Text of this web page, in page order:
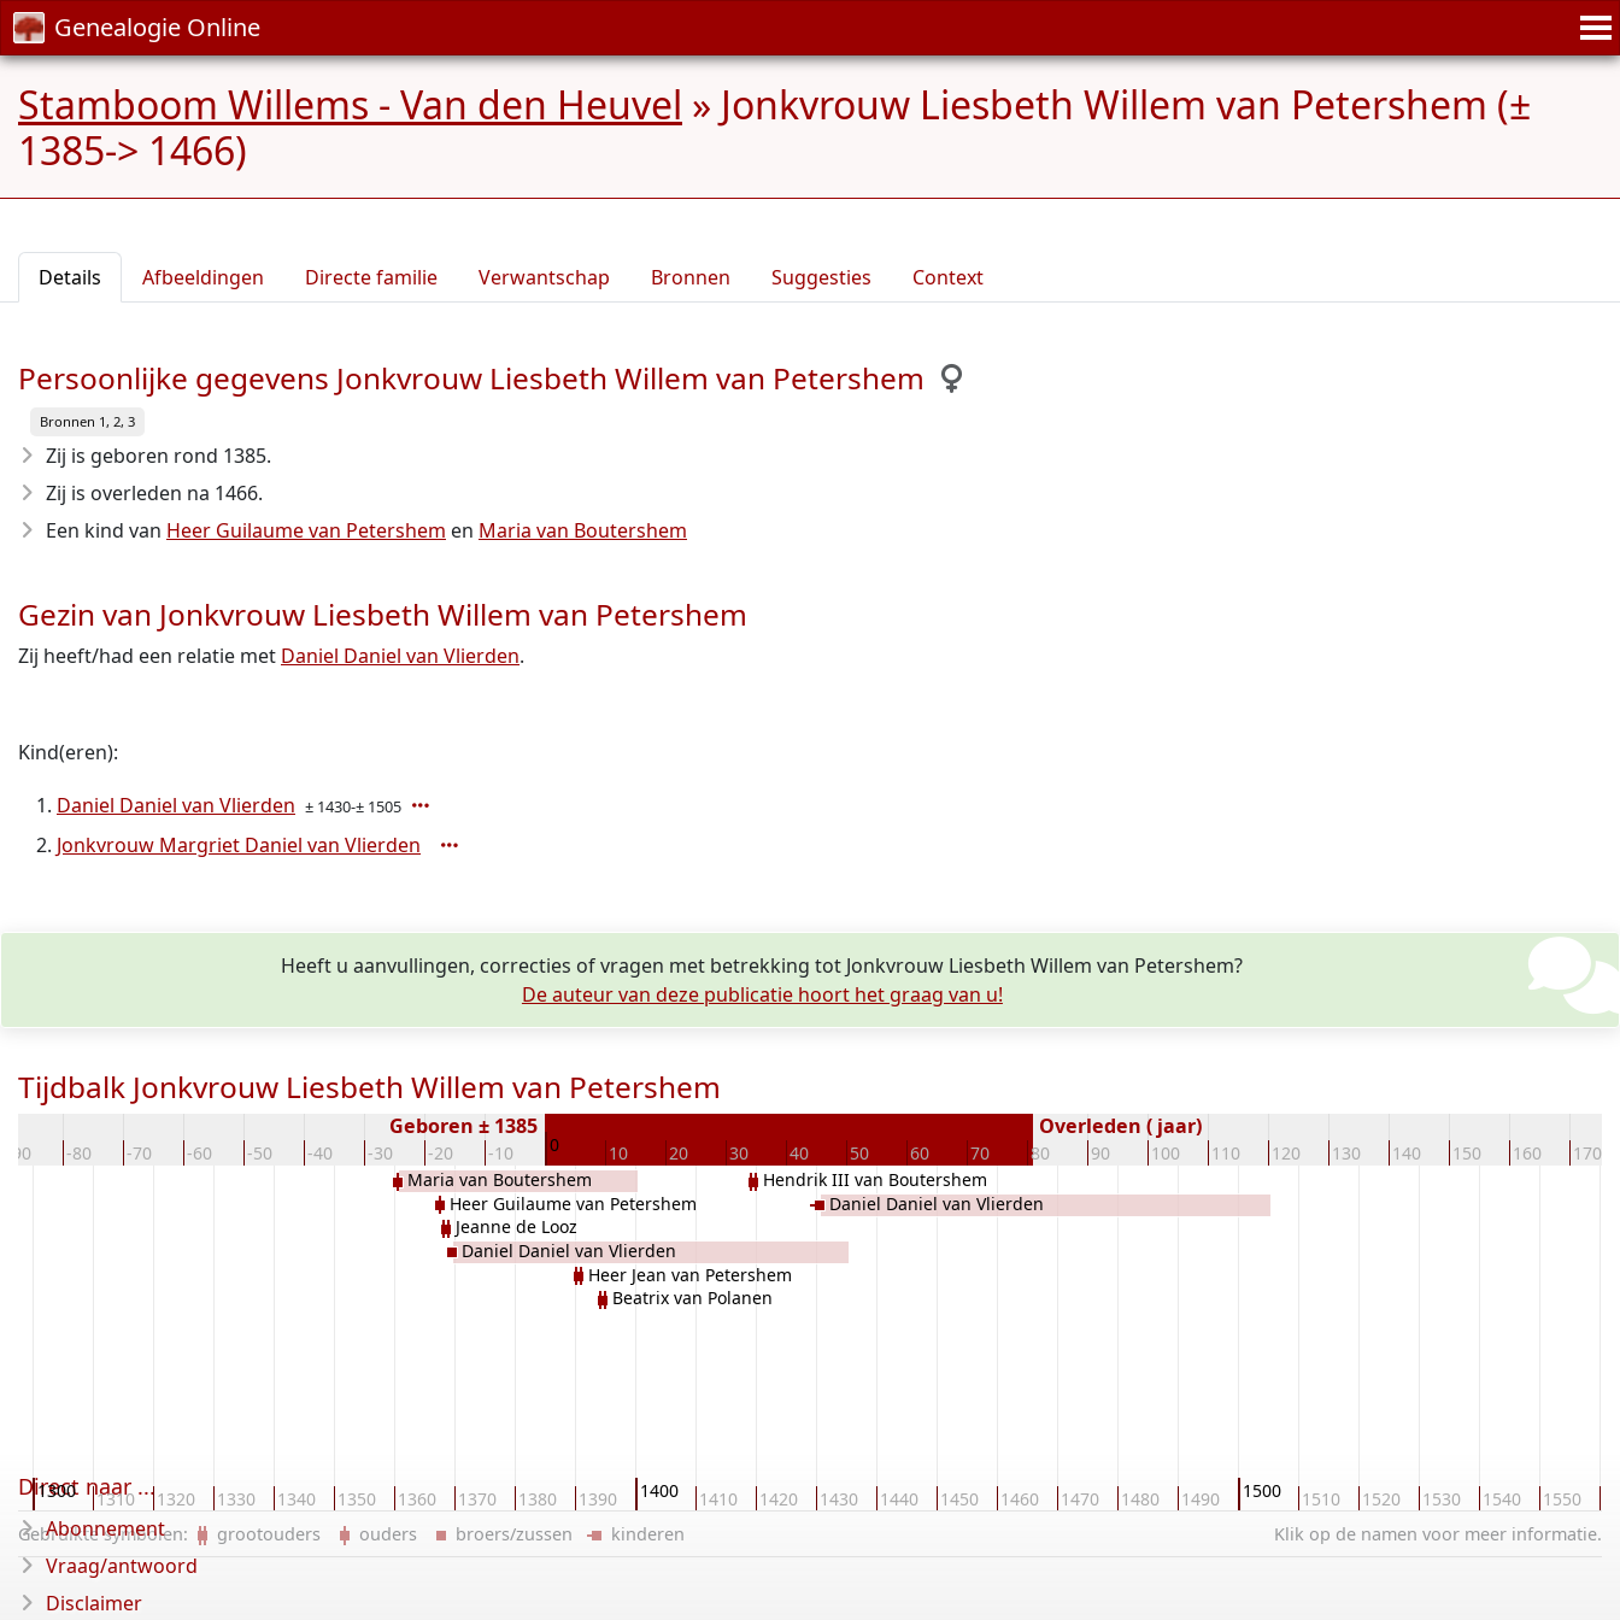
Genealogie Online
Stamboom Willems - Van den Heuvel » Jonkvrouw Liesbeth Willem van Petershem (±
1385-> 1466)
Details Afbeeldingen Directe familie Verwantschap Bronnen Suggesties Context
Persoonlijke gegevens Jonkvrouw Liesbeth Willem van Petershem
Bronnen 1, 2, 3
Zij is geboren rond 1385.
Zij is overleden na 1466.
Een kind van Heer Guilaume van Petershem en Maria van Boutershem
Gezin van Jonkvrouw Liesbeth Willem van Petershem
Zij heeft/had een relatie met Daniel Daniel van Vlierden.
Kind(eren):
Daniel Daniel van Vlierden ± 1430-± 1505
Jonkvrouw Margriet Daniel van Vlierden
Heeft u aanvullingen, correcties of vragen met betrekking tot Jonkvrouw Liesbeth Willem van Petershem?
De auteur van deze publicatie hoort het graag van u!
Tijdbalk Jonkvrouw Liesbeth Willem van Petershem
-90 -80 -70 -60 -50 -40 -30 -20 -10 0 10 20 30 40 50 60 70 80 90 100 110 120 130 140 150 160 170
Geboren ± 1385 Overleden ( jaar)
1300 1310 1320 1330 1340 1350 1360 1370 1380 1390 1400 1410 1420 1430 1440 1450 1460 1470 1480 1490 1500 1510 1520 1530 1540 1550
Maria van Boutershem
Heer Guilaume van Petershem
Jeanne de Looz
Daniel Daniel van Vlierden
Heer Jean van Petershem
Beatrix van Polanen
Hendrik III van Boutershem
Daniel Daniel van Vlierden
Klik op de namen voor meer informatie.
Gebruikte symbolen: grootouders ouders broers/zussen kinderen
Direct naar ...
Abonnement
Vraag/antwoord
Disclaimer